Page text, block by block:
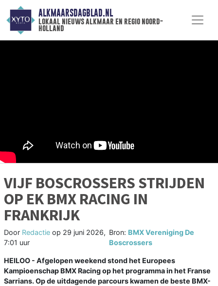
ALKMAARSDAGBLAD.NL
lokaal nieuws alkmaar en regio noord-
holland
VIJF BOSCROSSERS STRIJDEN
OP EK BMX RACING IN
FRANKRIJK
Door Redactie op 29 juni 2026,
7:01 uur
Bron: BMX Vereniging De
Boscrossers
HEILOO - Afgelopen weekend stond het Europees
Kampioenschap BMX Racing op het programma in het Franse
Sarrians. Op de uitdagende parcours kwamen de beste BMX-